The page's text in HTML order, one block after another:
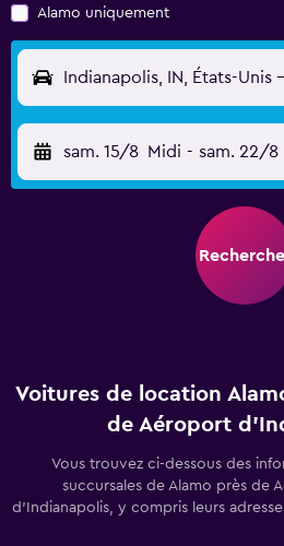
Alamo uniquement
sam. 15/8 Midi - sam. 22/8
Voitures de location
de Aéroport
Vous trouvez ci-dessous des
succursales de Alamo près de
d'Indianapolis, y compris leurs